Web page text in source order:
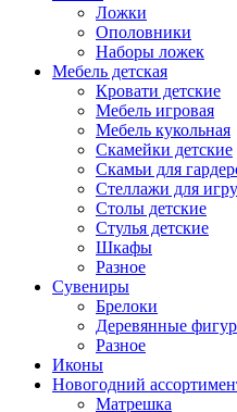
Ложки
Ополовники
Наборы ложек
Мебель детская
Кровати детские
Мебель игровая
Мебель кукольная
Скамейки детские
Скамьи для
Стеллажи для
Столы детские
Стулья детские
Шкафы
Разное
Сувениры
Брелоки
Деревянные
Разное
Иконы
Новогодний
Матрешка